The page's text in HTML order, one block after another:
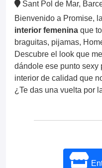
Sant Pol de Mar,
Bienvenido a Promise,
interior femenina que
braguitas, pijamas,
Descubre el look que
dándole ese punto sexy
interior de calidad que
¿Te das una vuelta por